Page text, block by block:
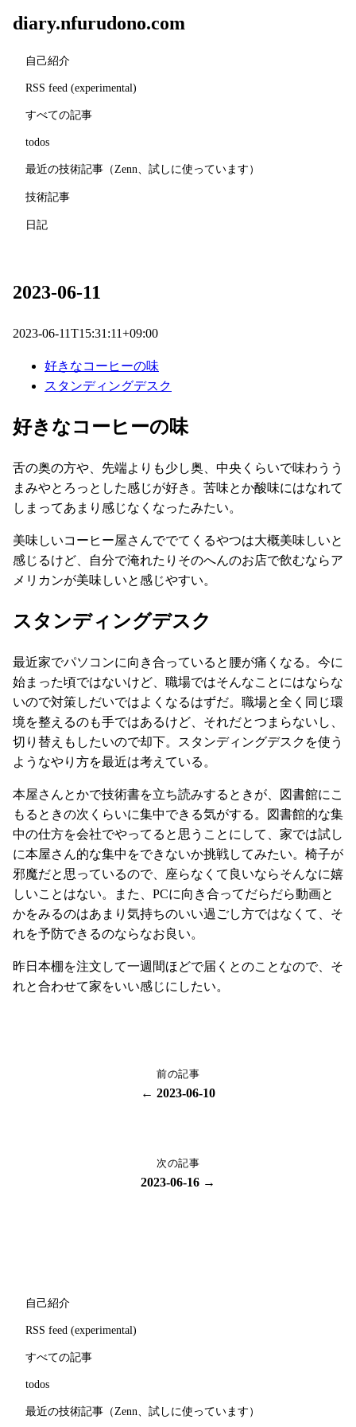
diary.nfurudono.com
自己紹介
RSS feed (experimental)
すべての記事
todos
最近の技術記事（Zenn、試しに使っています）
技術記事
日記
2023-06-11
2023-06-11T15:31:11+09:00
好きなコーヒーの味
スタンディングデスク
好きなコーヒーの味
舌の奥の方や、先端よりも少し奥、中央くらいで味わうう
まみやとろっとした感じが好き。苦味とか酸味にはなれて
しまってあまり感じなくなったみたい。
美味しいコーヒー屋さんででてくるやつは大概美味しいと
感じるけど、自分で淹れたりそのへんのお店で飲むならア
メリカンが美味しいと感じやすい。
スタンディングデスク
最近家でパソコンに向き合っていると腰が痛くなる。今に
始まった頃ではないけど、職場ではそんなことにはならな
いので対策しだいではよくなるはずだ。職場と全く同じ環
境を整えるのも手ではあるけど、それだとつまらないし、
切り替えもしたいので却下。スタンディングデスクを使う
ようなやり方を最近は考えている。
本屋さんとかで技術書を立ち読みするときが、図書館にこ
もるときの次くらいに集中できる気がする。図書館的な集
中の仕方を会社でやってると思うことにして、家では試し
に本屋さん的な集中をできないか挑戦してみたい。椅子が
邪魔だと思っているので、座らなくて良いならそんなに嬉
しいことはない。また、PCに向き合ってだらだら動画と
かをみるのはあまり気持ちのいい過ごし方ではなくて、そ
れを予防できるのならなお良い。
昨日本棚を注文して一週間ほどで届くとのことなので、そ
れと合わせて家をいい感じにしたい。
前の記事
← 2023-06-10
次の記事
2023-06-16 →
自己紹介
RSS feed (experimental)
すべての記事
todos
最近の技術記事（Zenn、試しに使っています）